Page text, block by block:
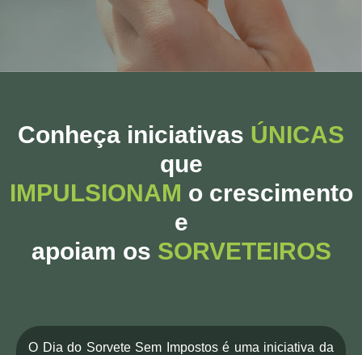
Conheça iniciativas ÚNICAS
que
IMPULSIONAM o crescimento
e
apoiam os SORVETEIROS
O Dia do Sorvete Sem Impostos é uma iniciativa da